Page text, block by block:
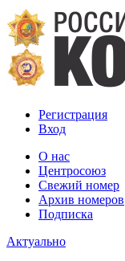
Регистрация
Вход
О нас
Центросоюз
Свежий номер
Архив номеров
Подписка
Актуально